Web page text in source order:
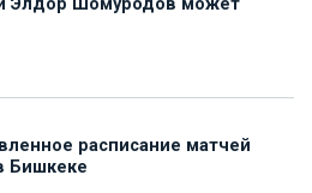
расписание матчей
Бишкеке